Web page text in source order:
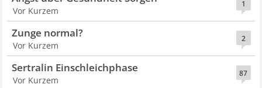
1
Vor Kurzem
2
Zunge normal?
Vor Kurzem
87
Sertralin Einschleichphase
Vor Kurzem